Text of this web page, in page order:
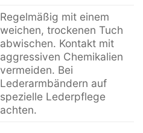
Regelmäßig mit einem
weichen, trockenen Tuch
abwischen. Kontakt mit
aggressiven Chemikalien
vermeiden. Bei
Lederarmbändern auf
spezielle Lederpflege
achten.